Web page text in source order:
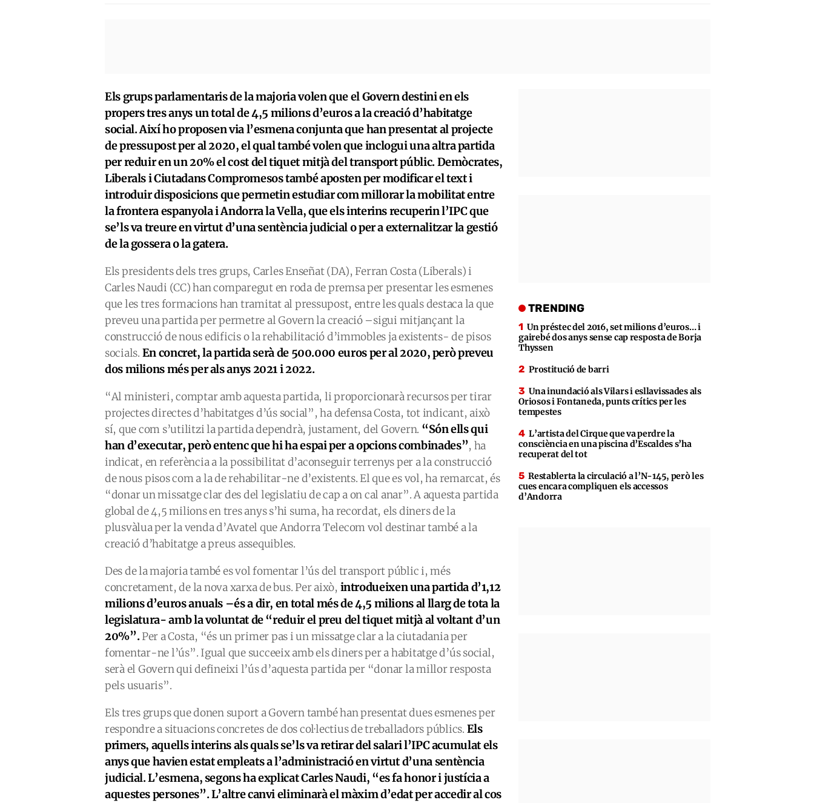
Els grups parlamentaris de la majoria volen que el Govern destini en els
propers tres anys un total de 4,5 milions d’euros a la creació d’habitatge
social. Així ho proposen via l’esmena conjunta que han presentat al projecte
de pressupost per al 2020, el qual també volen que inclogui una altra partida
per reduir en un 20% el cost del tiquet mitjà del transport públic. Demòcrates,
Liberals i Ciutadans Compromesos també aposten per modificar el text i
introduir disposicions que permetin estudiar com millorar la mobilitat entre
la frontera espanyola i Andorra la Vella, que els interins recuperin l’IPC que
se’ls va treure en virtut d’una sentència judicial o per a externalitzar la gestió
de la gossera o la gatera.
Els presidents dels tres grups, Carles Enseñat (DA), Ferran Costa (Liberals) i
Carles Naudi (CC) han comparegut en roda de premsa per presentar les esmenes
que les tres formacions han tramitat al pressupost, entre les quals destaca la que
preveu una partida per permetre al Govern la creació –sigui mitjançant la
construcció de nous edificis o la rehabilitació d’immobles ja existents- de pisos
socials. En concret, la partida serà de 500.000 euros per al 2020, però preveu
dos milions més per als anys 2021 i 2022.
“Al ministeri, comptar amb aquesta partida, li proporcionarà recursos per tirar
projectes directes d’habitatges d’ús social”, ha defensa Costa, tot indicant, això
sí, que com s’utilitzi la partida dependrà, justament, del Govern. “Són ells qui
han d’executar, però entenc que hi ha espai per a opcions combinades”, ha
indicat, en referència a la possibilitat d’aconseguir terrenys per a la construcció
de nous pisos com a la de rehabilitar-ne d’existents. El que es vol, ha remarcat, és
“donar un missatge clar des del legislatiu de cap a on cal anar”. A aquesta partida
global de 4,5 milions en tres anys s’hi suma, ha recordat, els diners de la
plusvàlua per la venda d’Avatel que Andorra Telecom vol destinar també a la
creació d’habitatge a preus assequibles.
Des de la majoria també es vol fomentar l’ús del transport públic i, més
concretament, de la nova xarxa de bus. Per això, introdueixen una partida d’1,12
milions d’euros anuals –és a dir, en total més de 4,5 milions al llarg de tota la
legislatura- amb la voluntat de “reduir el preu del tiquet mitjà al voltant d’un
20%”.Per a Costa, “és un primer pas i un missatge clar a la ciutadania per
fomentar-ne l’ús”. Igual que succeeix amb els diners per a habitatge d’ús social,
serà el Govern qui defineixi l’ús d’aquesta partida per “donar la millor resposta
pels usuaris”.
Els tres grups que donen suport a Govern també han presentat dues esmenes per
respondre a situacions concretes de dos col·lectius de treballadors públics. Els
primers, aquells interins als quals se’ls va retirar del salari l’IPC acumulat els
anys que havien estat empleats a l’administració en virtut d’una sentència
judicial. L’esmena, segons ha explicat Carles Naudi, “es fa honor i justícia a
aquestes persones”. L’altre canvi eliminarà el màxim d’edat per accedir al cos
TRENDING
Un préstec del 2016, set milions d’euros… i
gairebé dos anys sense cap resposta de Borja
Thyssen
Prostitució de barri
Una inundació als Vilars i esllavissades als
Oriosos i Fontaneda, punts crítics per les
tempestes
L’artista del Cirque que va perdre la
consciència en una piscina d’Escaldes s’ha
recuperat del tot
Restablerta la circulació a l’N-145, però les
cues encara compliquen els accessos
d’Andorra